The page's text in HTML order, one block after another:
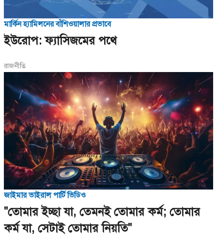
মার্কিন হ্যামিলনের বাঁশিওয়ালার প্রভাবে
ইউরোপ: ফ্যাসিজমের পথে
রাজনীতি
জাইমার ভাইরাল পার্টি ভিডিও
"তোমার ইচ্ছা যা, তেমনই তোমার কর্ম; তোমার
কর্ম যা, সেটাই তোমার নিয়তি"